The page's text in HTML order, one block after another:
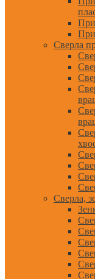
Сверла
Сверла,